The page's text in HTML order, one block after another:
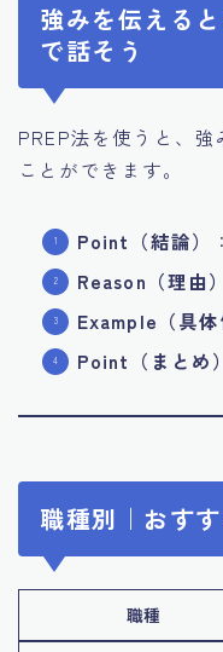
強みを伝える
で話そう
PREP法を使うと、
ことができます。
Point（結論）
Reason（理由）
Example（具体
Point（まとめ）
職種別｜おす
職種